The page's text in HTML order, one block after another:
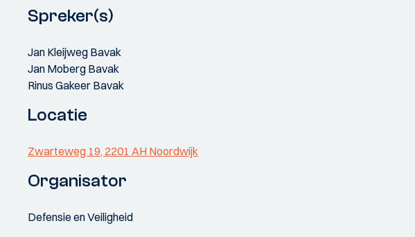
Spreker(s)
Jan Kleijweg Bavak
Jan Moberg Bavak
Rinus Gakeer Bavak
Locatie
Zwarteweg 19, 2201 AH Noordwijk
Organisator
Defensie en Veiligheid